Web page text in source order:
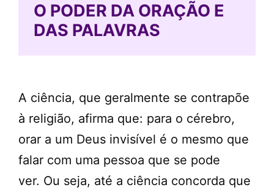
O PODER DA ORAÇÃO E
DAS PALAVRAS
A ciência, que geralmente se contrapõe
à religião, afirma que: para o cérebro,
orar a um Deus invisível é o mesmo que
falar com uma pessoa que se pode
ver. Ou seja, até a ciência concorda que